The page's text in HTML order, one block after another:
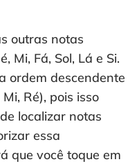
outras notas
Mi, Fá, Sol, Lá e Si.
ordem descendente
Ré), pois isso
localizar notas
essa
que você toque em